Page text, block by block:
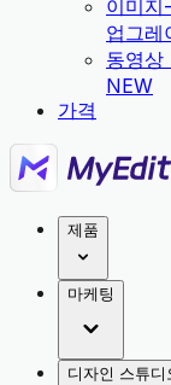
이미지
업그레
동영상
NEW
가격
제품
마케팅
디자인 스튜디